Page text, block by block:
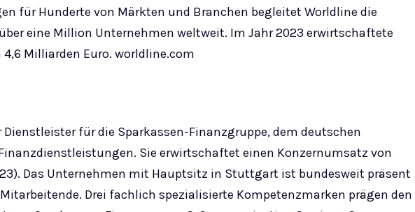
für Hunderte von Märkten und Branchen begleitet Worldline die
eine Million Unternehmen weltweit. Im Jahr 2023 erwirtschaftete
Milliarden Euro. worldline.com
Dienstleister für die Sparkassen-Finanzgruppe, dem deutschen
Sie erwirtschaftet einen Konzernumsatz von
Das Unternehmen mit Hauptsitz in Stuttgart ist bundesweit präsent
Drei fachlich spezialisierte Kompetenzmarken prägen den